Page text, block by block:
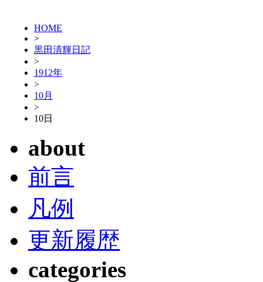
HOME
>
黒田清輝日記
>
1912年
>
10月
>
10日
about
前言
凡例
更新履歴
categories